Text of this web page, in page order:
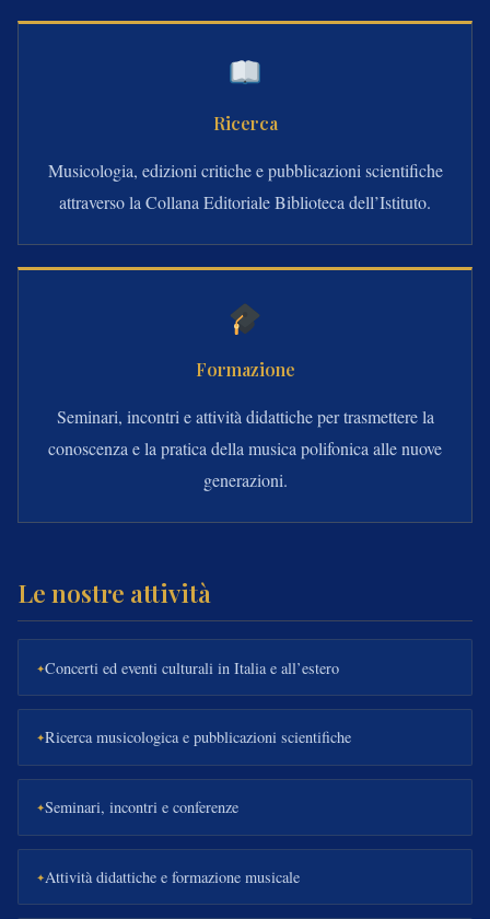
Ricerca
Musicologia, edizioni critiche e pubblicazioni scientifiche
attraverso la Collana Editoriale Biblioteca dell’Istituto.
Formazione
Seminari, incontri e attività didattiche per trasmettere la
conoscenza e la pratica della musica polifonica alle nuove
generazioni.
Le nostre attività
Concerti ed eventi culturali in Italia e all’estero
Ricerca musicologica e pubblicazioni scientifiche
Seminari, incontri e conferenze
Attività didattiche e formazione musicale